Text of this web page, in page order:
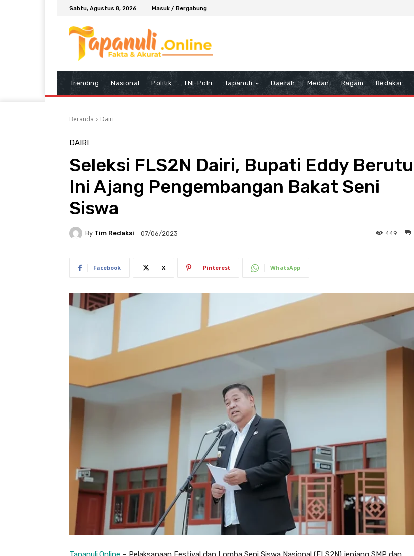
Sabtu, Agustus 8, 2026 Masuk / Bergabung
Trending Nasional Politik TNI-Polri Tapanuli Daerah Medan Ragam Redaksi
Beranda Dairi
DAIRI
Seleksi FLS2N Dairi, Bupati Eddy
Ini Ajang Pengembangan Bakat Seni
Siswa
By Tim Redaksi 07/06/2023 449
Facebook X Pinterest WhatsApp